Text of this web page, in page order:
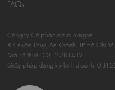
FAQs
Công ty Cổ phần Amai Saigon
83 Xuân Thuỷ, An Khánh, TP.Hồ Chí
Mã số thuế: 0312281412
Giấy phép đăng ký kinh doanh: